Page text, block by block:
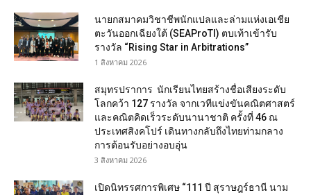
นายกสมาคมวิชาชีพนักแปลและล่ามแห่งเอเชีย
ตะวันออกเฉียงใต้ (SEAProTI) ตบเท้าเข้ารับ
รางวัล “Rising Star in Arbitrations”
1 สิงหาคม 2026
สมุทรปราการ นักเรียนไทยสร้างชื่อเสียงระดับ
โลกคว้า 127 รางวัล จากเวทีแข่งขันคณิตศาสตร์
และคณิตคิดเร็วระดับนานาชาติ ครั้งที่ 46 ณ
ประเทศสิงคโปร์ เดินทางกลับถึงไทยท่ามกลาง
การต้อนรับอย่างอบอุ่น
3 สิงหาคม 2026
เปิดนิทรรศการพิเศษ “111 ปี สุราษฎร์ธานี นาม